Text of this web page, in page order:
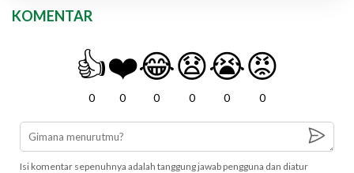
KOMENTAR
👍
0
❤️
0
😂
0
😧
0
😭
0
😡
0
Isi komentar sepenuhnya adalah tanggung jawab pengguna dan diatur